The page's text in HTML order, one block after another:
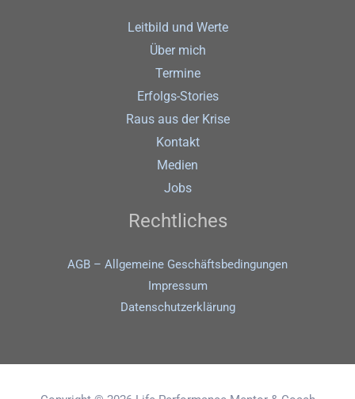
Leitbild und Werte
Über mich
Termine
Erfolgs-Stories
Raus aus der Krise
Kontakt
Medien
Jobs
Rechtliches
AGB – Allgemeine Geschäftsbedingungen
Impressum
Datenschutz­erklärung